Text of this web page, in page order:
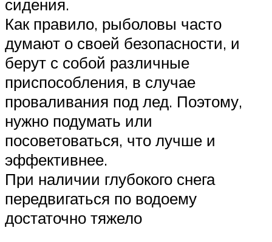
сидения.
Как правило, рыболовы часто
думают о своей безопасности, и
берут с собой различные
приспособления, в случае
проваливания под лед. Поэтому,
нужно подумать или
посоветоваться, что лучше и
эффективнее.
При наличии глубокого снега
передвигаться по водоему
достаточно тяжело